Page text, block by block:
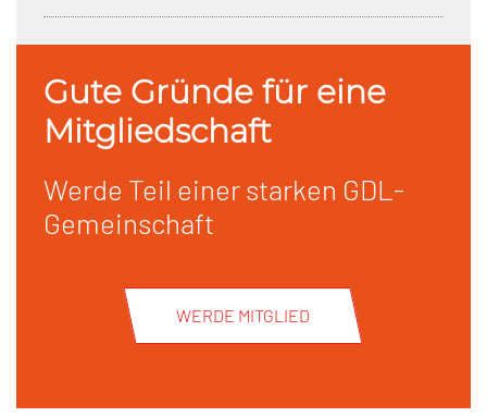
Gute Gründe für eine
Mitgliedschaft
Werde Teil einer starken GDL-
Gemeinschaft
WERDE MITGLIED